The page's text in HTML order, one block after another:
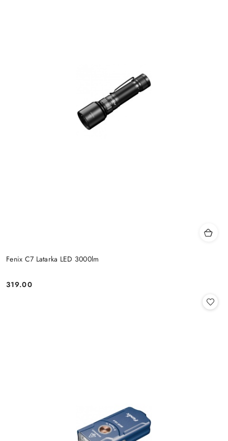
Fenix C7 Latarka LED 3000lm
Cena:
319.00